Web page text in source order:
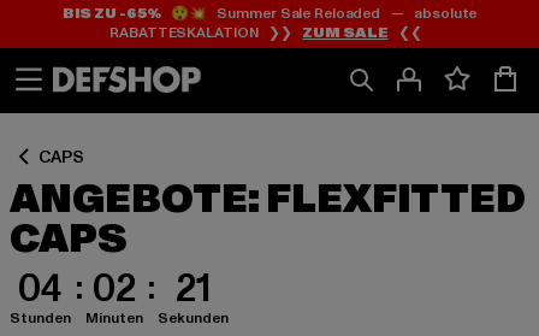
Zum
Inhalt
springen
Zum
Fußzeile
springen
BIS ZU -65%😲💥 Summer Sale Reloaded — absolute
RABATTESKALATION ❯❯ ZUM SALE ❮❮
CAPS
ANGEBOTE: FLEXFITTED
CAPS
04
Stunden
02
Minuten
20
Sekunden
Zum
Produktraster
springen